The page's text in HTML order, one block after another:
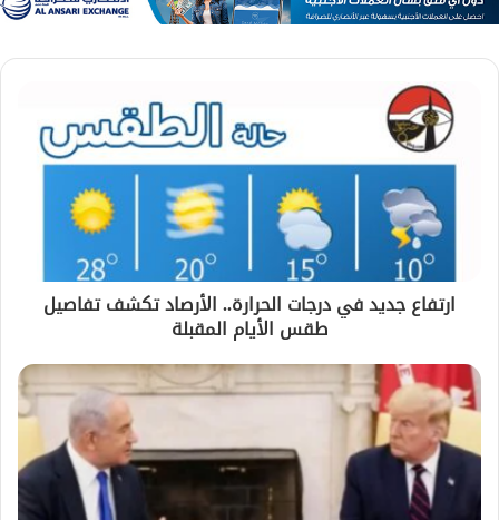
ارتفاع جديد في درجات الحرارة.. الأرصاد تكشف تفاصيل
طقس الأيام المقبلة